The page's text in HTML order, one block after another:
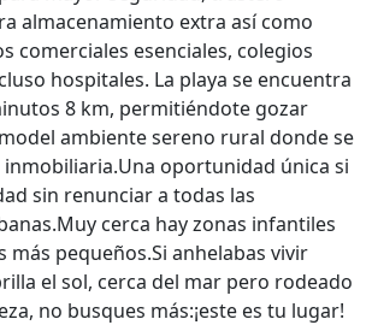
almacenamiento extra así como
comerciales esenciales, colegios
hospitales. La playa se encuentra
8 km, permitiéndote gozar
ambiente sereno rural donde se
inmobiliaria.Una oportunidad única si
sin renunciar a todas las
cerca hay zonas infantiles
más pequeños.Si anhelabas vivir
el sol, cerca del mar pero rodeado
no busques más:¡este es tu lugar!